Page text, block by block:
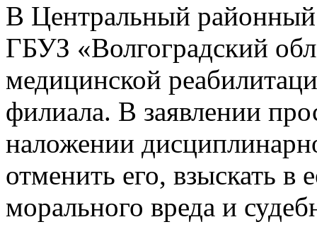
В Центральный районный
ГБУЗ «Волгоградский
медицинской
филиала. В заявлении
наложении
отменить его, взыскать в
морального вреда и